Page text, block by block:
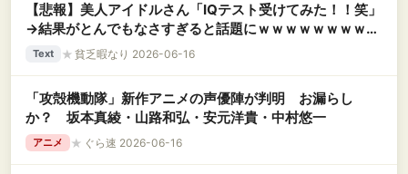
【悲報】美人アイドルさん「IQテスト受けてみた！！笑」
→結果がとんでもなさすぎると話題にｗｗｗｗｗｗｗｗｗ
ｗｗ
Text ★ 貧乏暇なり 2026-06-16
「攻殻機動隊」新作アニメの声優陣が判明 お漏らし
か？ 坂本真綾・山路和弘・安元洋貴・中村悠一
アニメ ★ ぐら速 2026-06-16